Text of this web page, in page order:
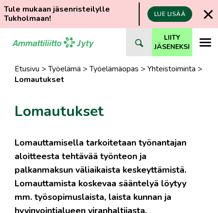
Tule mukaan jäsenristeilylle
Tukholmaan!
LUE LISÄÄ
suoraan
LIITY
JÄSENEKSI
Etusivu >Työelämä >Työelämäopas > Yhteistoiminta >
Lomautukset
Lomautukset
​Lomauttamisella tarkoitetaan työnantajan
aloitteesta tehtävää työnteon ja
palkanmaksun väliaikaista keskeyttämistä.
Lomauttamista koskevaa sääntelyä löytyy
mm. työsopimuslaista, laista kunnan ja
hyvinvointialueen viranhaltijasta,